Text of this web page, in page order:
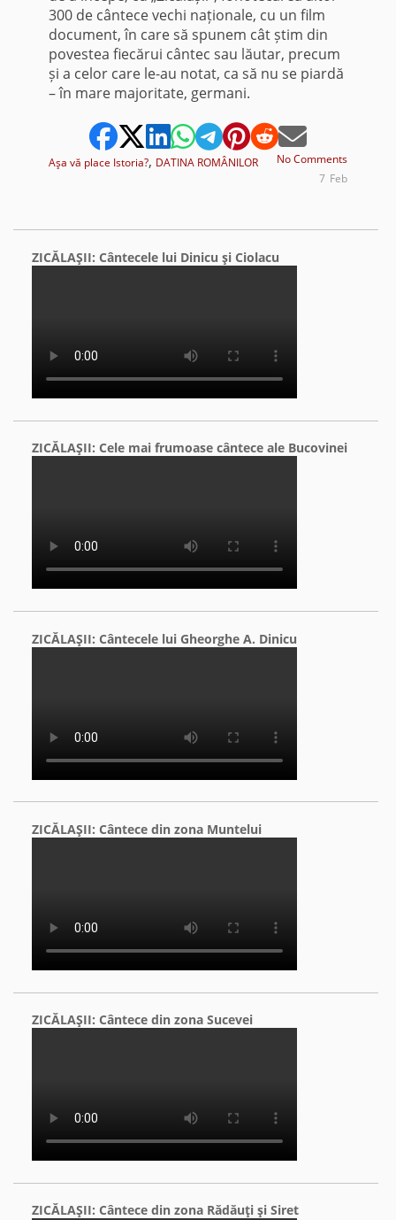
300 de cântece vechi naționale, cu un film
document, în care să spunem cât știm din
povestea fiecărui cântec sau lăutar, precum
și a celor care le-au notat, ca să nu se piardă
– în mare majoritate, germani.
Aşa vă place Istoria?, DATINA ROMÂNILOR
No Comments
Feb
7
ZICĂLAŞII: Cântecele lui Dinicu şi Ciolacu
ZICĂLAŞII: Cele mai frumoase cântece ale Bucovinei
ZICĂLAŞII: Cântecele lui Gheorghe A. Dinicu
ZICĂLAŞII: Cântece din zona Muntelui
ZICĂLAŞII: Cântece din zona Sucevei
ZICĂLAŞII: Cântece din zona Rădăuţi şi Siret